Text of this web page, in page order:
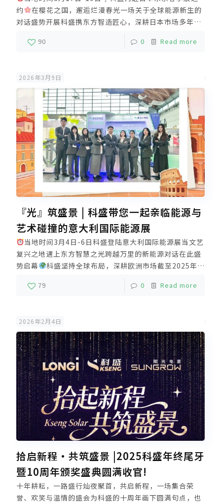
约
在樱花之国，邂逅烂漫春光一场关于全球能源新生的
对话盛势开展科盛携东方智造匠心，深耕日本市场多年让
每一束光，都被稳稳的转化为光能绿电
场景支架解决方案与全球同仁对话光伏发展的无限可能以
托厦门、漳州双基地垂直一体化生产精工制造高品质光伏
支架解决方案强力支撑全球新能源推广及零碳发展
90 0 Read more
2026年3月9日
『光』筑盛景 | 科盛带您一起亲临能源与
艺术碰撞的意大利国际能源展
当地时间3月4日-6日科盛登陆意大利国际能源展当文艺
复兴之地遇上东方智慧之光跨越万里的新能源对话在此盛
势启幕
科盛坚持全球布局，深耕欧洲市场截至2025年
底，全球累积出货量达25GW以全场景多材质支架解决方
欧洲仓储中心+本地化服务斩获欧洲区分布式铝合金
支架解决方案强力支撑全球新能源推广及零碳发展
79 0 Read more
2026年2月4日
拾启新程·共筑盛景 |2025科盛年终尾牙
暨10周年颁奖盛典圆满收官!
十年耕耘，一路盛行灿夜聚首，共启新程，一场集合荣
誉、欢笑与温情的盛会为科盛的十周年画下圆满句点，也